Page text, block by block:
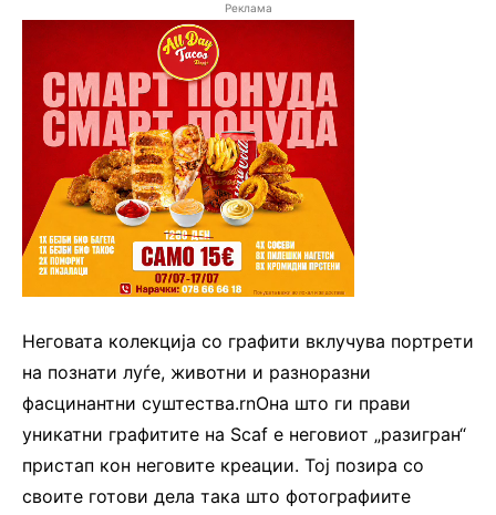
Реклама
Неговата колекција со графити вклучува портрети
на познати луѓе, животни и разноразни
фасцинантни суштества.rnОна што ги прави
уникатни графитите на Scaf е неговиот „разигран“
пристап кон неговите креации. Тој позира со
своите готови дела така што фотографиите